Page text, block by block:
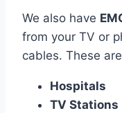
We also have
from your TV or
cables. These
Hospitals
TV Stations